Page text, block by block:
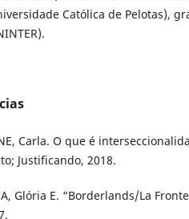
Católica de Pelotas),
Carla. O que é
Justificando, 2018.
Glória E. “Borderlands/La